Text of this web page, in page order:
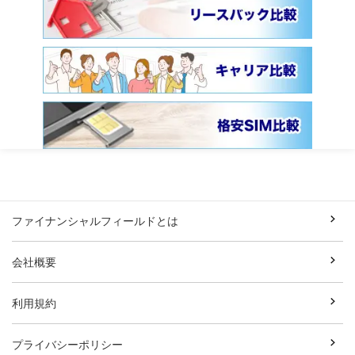
ファイナンシャルフィールドとは
会社概要
利用規約
プライバシーポリシー